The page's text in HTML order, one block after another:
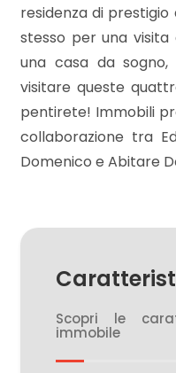
residenza di prestigio
stesso per una visita
una casa da
visitare queste
pentirete! Immobili
collaborazione tra
Domenico e Abitare
Scopri le
immobile
5
minime
Qualsiasi